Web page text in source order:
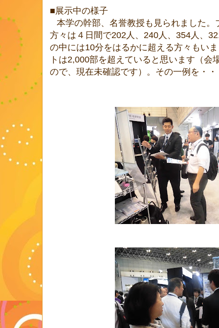
■展示中の様子
本学の幹部、名誉教授も見られました
方々は４日間で202人、 240人、 354人、
の中には10分をはるかに超える方々もい
トは2,000部を超えていると思います（会
ので、現在未確認です）。その一例を・・